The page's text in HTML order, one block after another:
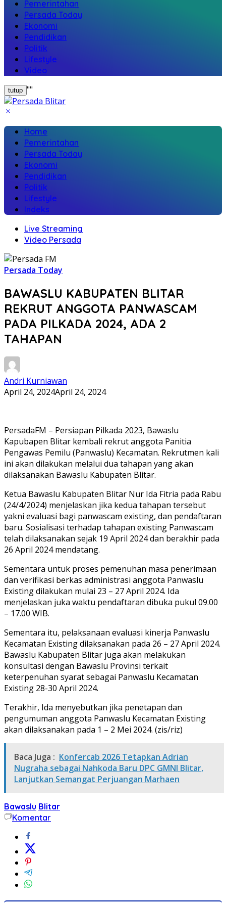
Pemerintahan
Persada Today
Ekonomi
Pendidikan
Politik
Lifestyle
Video
tutup ""
Home
Pemerintahan
Persada Today
Ekonomi
Pendidikan
Politik
Lifestyle
Indeks
Live Streaming
Video Persada
Persada Today
BAWASLU KABUPATEN BLITAR
REKRUT ANGGOTA PANWASCAM
PADA PILKADA 2024, ADA 2
TAHAPAN
Andri Kurniawan
April 24, 2024April 24, 2024
PersadaFM – Persiapan Pilkada 2023, Bawaslu
Kapubapen Blitar kembali rekrut anggota Panitia
Pengawas Pemilu (Panwaslu) Kecamatan. Rekrutmen kali
ini akan dilakukan melalui dua tahapan yang akan
dilaksanakan Bawaslu Kabupaten Blitar.
Ketua Bawaslu Kabupaten Blitar Nur Ida Fitria pada Rabu
(24/4/2024) menjelaskan jika kedua tahapan tersebut
yakni evaluasi bagi panwascam existing, dan pendaftaran
baru. Sosialisasi terhadap tahapan existing Panwascam
telah dilaksanakan sejak 19 April 2024 dan berakhir pada
26 April 2024 mendatang.
Sementara untuk proses pemenuhan masa penerimaan
dan verifikasi berkas administrasi anggota Panwaslu
Existing dilakukan mulai 23 – 27 April 2024. Ida
menjelaskan juka waktu pendaftaran dibuka pukul 09.00
– 17.00 WIB.
Sementara itu, pelaksanaan evaluasi kinerja Panwaslu
Kecamatan Existing dilaksanakan pada 26 – 27 April 2024.
Bawaslu Kabupaten Blitar juga akan melakukan
konsultasi dengan Bawaslu Provinsi terkait
keterpenuhan syarat sebagai Panwaslu Kecamatan
Existing 28-30 April 2024.
Terakhir, Ida menyebutkan jika penetapan dan
pengumuman anggota Panwaslu Kecamatan Existing
akan dilaksanakan pada 1 – 2 Mei 2024. (zis/riz)
Baca Juga : Konfercab 2026 Tetapkan Adrian
Nugraha sebagai Nahkoda Baru DPC GMNI Blitar,
Lanjutkan Semangat Perjuangan Marhaen
Bawaslu Blitar
Komentar